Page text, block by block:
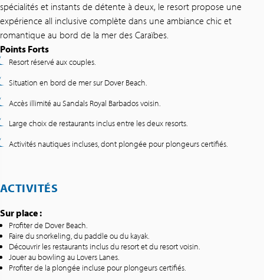
spécialités et instants de détente à deux, le resort propose une
expérience all inclusive complète dans une ambiance chic et
romantique au bord de la mer des Caraïbes.
Points Forts
Resort réservé aux couples.
Situation en bord de mer sur Dover Beach.
Accès illimité au Sandals Royal Barbados voisin.
Large choix de restaurants inclus entre les deux resorts.
Activités nautiques incluses, dont plongée pour plongeurs certifiés.
ACTIVITÉS
Sur place :
Profiter de Dover Beach.
Faire du snorkeling, du paddle ou du kayak.
Découvrir les restaurants inclus du resort et du resort voisin.
Jouer au bowling au Lovers Lanes.
Profiter de la plongée incluse pour plongeurs certifiés.